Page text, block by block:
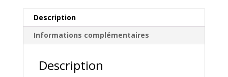
K.OT206B
Description
Informations complémentaires
Description